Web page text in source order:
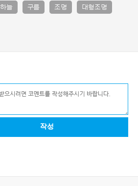
하늘 구름 조명 대형조명
작성